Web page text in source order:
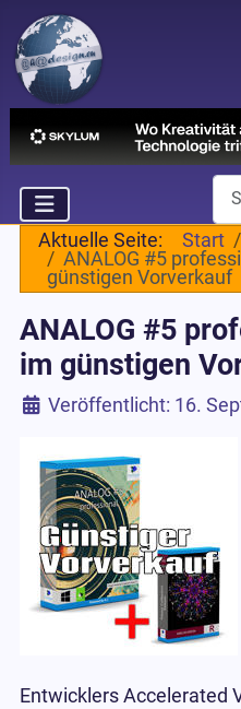
Aktuelle Seite: Start
ANALOG #5
günstigen Vorverkauf
ANALOG #5
im günstigen
Details
Veröffentlicht: 16.
Entwicklers Accelerated